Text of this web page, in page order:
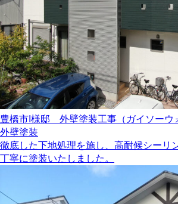
豊橋市I様邸 外壁塗装工事（ガイソーウ
外壁塗装
徹底した下地処理を施し、高耐候シーリ
丁寧に塗装いたしました。